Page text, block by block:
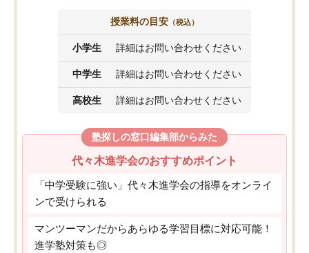
授業料の目安 （税込）
小学生 詳細はお問い合わせください
中学生 詳細はお問い合わせください
高校生 詳細はお問い合わせください
塾探しの窓口編集部からみた
代々木進学会のおすすめポイント
「中学受験に強い」代々木進学会の指導をオンライ
ンで受けられる
マンツーマンだからあらゆる学習目標に対応可能！
進学塾対策も◎